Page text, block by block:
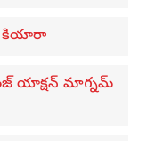
కియారా
యాక్షన్ మాగ్నమ్